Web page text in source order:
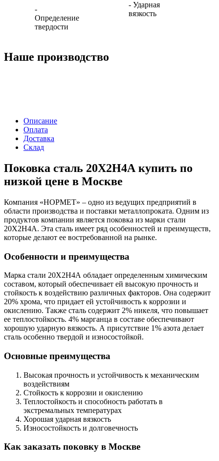
-
Определение
твердости
- Ударная
вязкость
Наше производство
Описание
Оплата
Доставка
Склад
Поковка сталь 20Х2Н4А купить по
низкой цене в Москве
Компания «НОРМЕТ» – одно из ведущих предприятий в
области производства и поставки металлопроката. Одним из
продуктов компании является поковка из марки стали
20Х2Н4А. Эта сталь имеет ряд особенностей и преимуществ,
которые делают ее востребованной на рынке.
Особенности и преимущества
Марка стали 20Х2Н4А обладает определенным химическим
составом, который обеспечивает ей высокую прочность и
стойкость к воздействию различных факторов. Она содержит
20% хрома, что придает ей устойчивость к коррозии и
окислению. Также сталь содержит 2% никеля, что повышает
ее теплостойкость. 4% марганца в составе обеспечивают
хорошую ударную вязкость. А присутствие 1% азота делает
сталь особенно твердой и износостойкой.
Основные преимущества
Высокая прочность и устойчивость к механическим
воздействиям
Стойкость к коррозии и окислению
Теплостойкость и способность работать в
экстремальных температурах
Хорошая ударная вязкость
Износостойкость и долговечность
Как заказать поковку в Москве